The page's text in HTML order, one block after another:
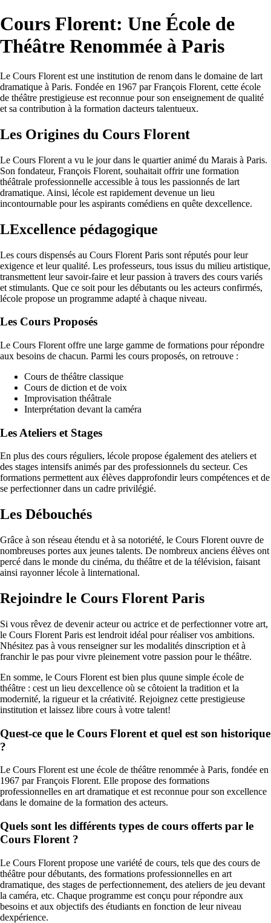
Cours Florent: Une École de
Théâtre Renommée à Paris
Le Cours Florent est une institution de renom dans le domaine de lart
dramatique à Paris. Fondée en 1967 par François Florent, cette école
de théâtre prestigieuse est reconnue pour son enseignement de qualité
et sa contribution à la formation dacteurs talentueux.
Les Origines du Cours Florent
Le Cours Florent a vu le jour dans le quartier animé du Marais à Paris.
Son fondateur, François Florent, souhaitait offrir une formation
théâtrale professionnelle accessible à tous les passionnés de lart
dramatique. Ainsi, lécole est rapidement devenue un lieu
incontournable pour les aspirants comédiens en quête dexcellence.
LExcellence pédagogique
Les cours dispensés au Cours Florent Paris sont réputés pour leur
exigence et leur qualité. Les professeurs, tous issus du milieu artistique,
transmettent leur savoir-faire et leur passion à travers des cours variés
et stimulants. Que ce soit pour les débutants ou les acteurs confirmés,
lécole propose un programme adapté à chaque niveau.
Les Cours Proposés
Le Cours Florent offre une large gamme de formations pour répondre
aux besoins de chacun. Parmi les cours proposés, on retrouve :
Cours de théâtre classique
Cours de diction et de voix
Improvisation théâtrale
Interprétation devant la caméra
Les Ateliers et Stages
En plus des cours réguliers, lécole propose également des ateliers et
des stages intensifs animés par des professionnels du secteur. Ces
formations permettent aux élèves dapprofondir leurs compétences et de
se perfectionner dans un cadre privilégié.
Les Débouchés
Grâce à son réseau étendu et à sa notoriété, le Cours Florent ouvre de
nombreuses portes aux jeunes talents. De nombreux anciens élèves ont
percé dans le monde du cinéma, du théâtre et de la télévision, faisant
ainsi rayonner lécole à linternational.
Rejoindre le Cours Florent Paris
Si vous rêvez de devenir acteur ou actrice et de perfectionner votre art,
le Cours Florent Paris est lendroit idéal pour réaliser vos ambitions.
Nhésitez pas à vous renseigner sur les modalités dinscription et à
franchir le pas pour vivre pleinement votre passion pour le théâtre.
En somme, le Cours Florent est bien plus quune simple école de
théâtre : cest un lieu dexcellence où se côtoient la tradition et la
modernité, la rigueur et la créativité. Rejoignez cette prestigieuse
institution et laissez libre cours à votre talent!
Quest-ce que le Cours Florent et quel est son historique
?
Le Cours Florent est une école de théâtre renommée à Paris, fondée en
1967 par François Florent. Elle propose des formations
professionnelles en art dramatique et est reconnue pour son excellence
dans le domaine de la formation des acteurs.
Quels sont les différents types de cours offerts par le
Cours Florent ?
Le Cours Florent propose une variété de cours, tels que des cours de
théâtre pour débutants, des formations professionnelles en art
dramatique, des stages de perfectionnement, des ateliers de jeu devant
la caméra, etc. Chaque programme est conçu pour répondre aux
besoins et aux objectifs des étudiants en fonction de leur niveau
dexpérience.